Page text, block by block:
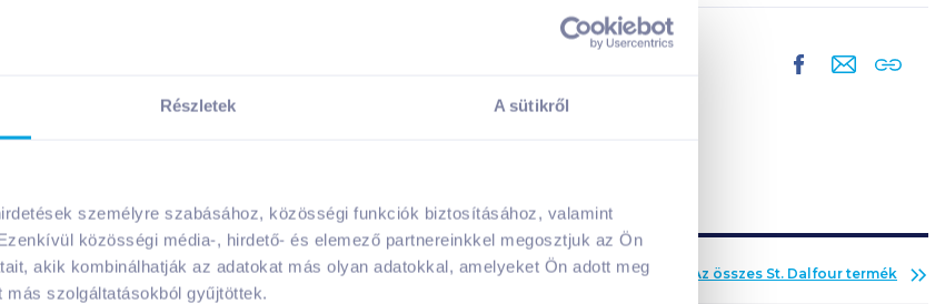
Részletek A sütikről
személyre szabásához, közösségi funkciók biztosításához, valamint
közösségi média-, hirdető- és elemező partnereinkkel megosztjuk az Ön
akik kombinálhatják az adatokat más olyan adatokkal, amelyeket Ön adott meg
szolgáltatásokból gyűjtöttek.
A kosarad jelenleg üres.
A márka további termékei
Az összes St. Dalfour termék